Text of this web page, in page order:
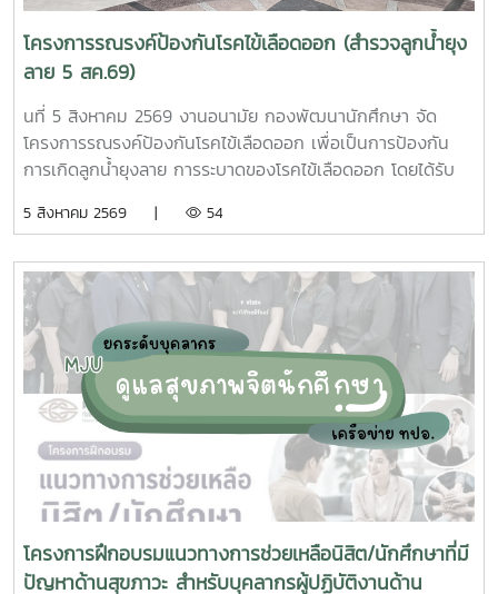
โครงการรณรงค์ป้องกันโรคไข้เลือดออก (สำรวจลูกน้ำยุง
ลาย 5 สค.69)
นที่ 5 สิงหาคม 2569 งานอนามัย กองพัฒนานักศึกษา จัด
โครงการรณรงค์ป้องกันโรคไข้เลือดออก เพื่อเป็นการป้องกัน
การเกิดลูกน้ำยุงลาย การระบาดของโรคไข้เลือดออก โดยได้รับ
นักศึกษาจิตอาสา ร่วมกันสำรวจทำลายแหล่งเพาะพันธุ์ยุงลาย
มหาวิทยาลัยแม่โจ้ ทั้งนี้ได้รับความอนุเคราะห์รถรับนักศึกษาจาก
กองกายภาพและสิ่งแวดล้อม
5 สิงหาคม 2569 | 54
โครงการฝึกอบรมแนวทางการช่วยเหลือนิสิต/นักศึกษาที่มี
ปัญหาด้านสุขภาวะ สำหรับบุคลากรผู้ปฏิบัติงานด้าน